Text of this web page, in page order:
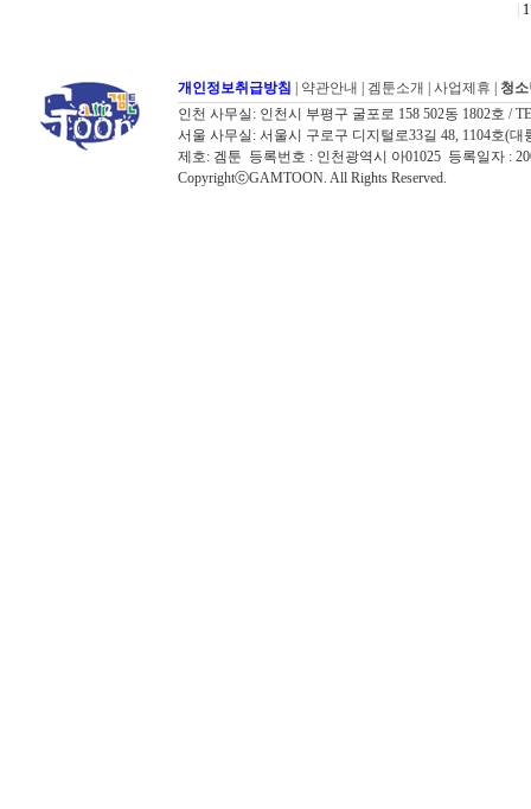
1
개인정보취급방침 약관안내 겜툰소개 사업제휴
청
인천 사무실: 인천시 부평구 굴포로 158 502동 1802호 /
서울 사무실: 서울시 구로구 디지털로33길 48, 1104호(대
제호: 겜툰 등록번호 : 인천광역시 아01025 등록일자 :
CopyrightⓒGAMTOON. All Rights Reserved.